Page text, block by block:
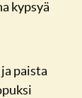
kypsyä
paista